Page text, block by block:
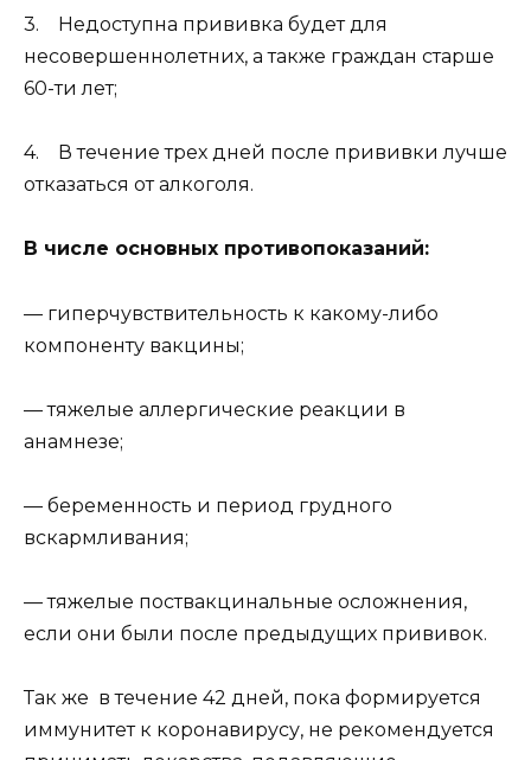
3. Недоступна прививка будет для
несовершеннолетних, а также граждан старше
60-ти лет;
4. В течение трех дней после прививки лучше
отказаться от алкоголя.
В числе основных противопоказаний:
— гиперчувствительность к какому-либо
компоненту вакцины;
— тяжелые аллергические реакции в
анамнезе;
— беременность и период грудного
вскармливания;
— тяжелые поствакцинальные осложнения,
если они были после предыдущих прививок.
Так же в течение 42 дней, пока формируется
иммунитет к коронавирусу, не рекомендуется